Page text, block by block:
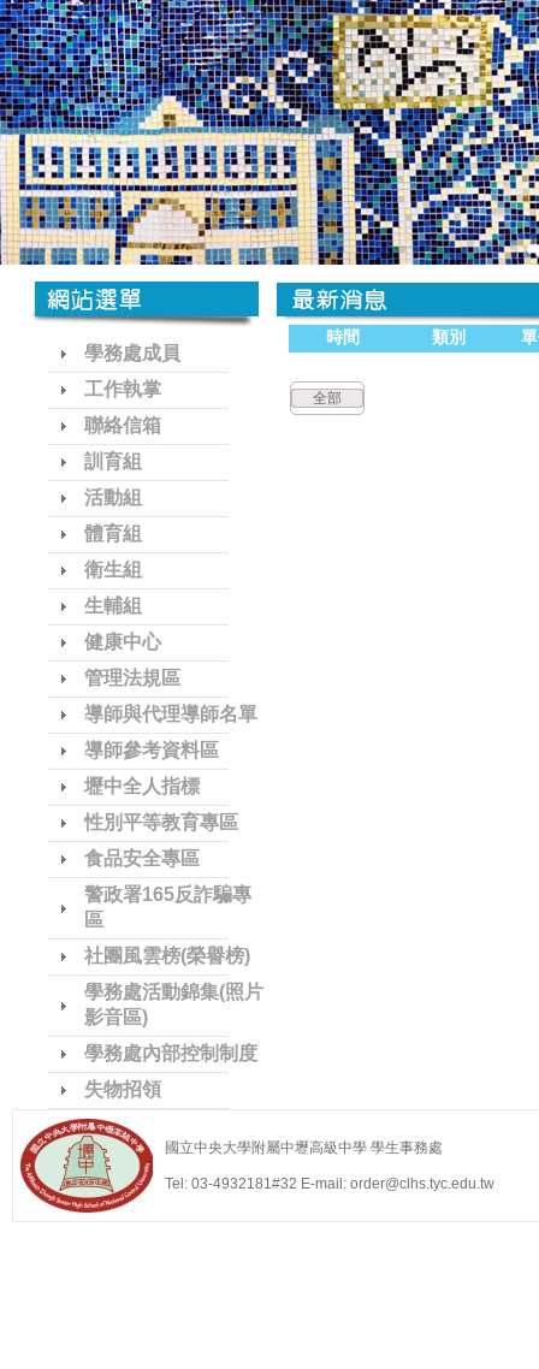
學務處成員
工作執掌
聯絡信箱
訓育組
活動組
體育組
衛生組
生輔組
健康中心
管理法規區
導師與代理導師名單
導師參考資料區
壢中全人指標
性別平等教育專區
食品安全專區
警政署165反詐騙專
區
社團風雲榜(榮譽榜)
學務處活動錦集(照片
影音區)
學務處內部控制制度
失物招領
時間 類別
全部
國立中央大學附屬中壢高級中學 學生事務處
Tel: 03-4932181#32 E-mail: order@clhs.tyc.edu.tw